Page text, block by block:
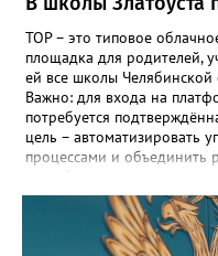
ТОР – это типовое
площадка для родителей,
ей все школы Челябинской
Важно: для входа на
потребуется
цель – автоматизировать
процессами и объединить
региональном
“Моя школа” объединит
безопасную